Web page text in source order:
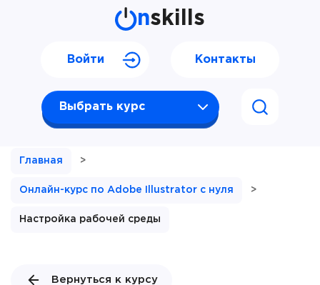
nskills
Выбрать курс
Войти Контакты
Главная >
Онлайн-курс по Adobe Illustrator с нуля >
Настройка рабочей среды
Вернуться к курсу